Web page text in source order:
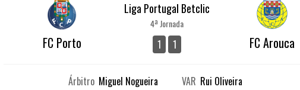
FC Porto
Liga Portugal Betclic
4ª Jornada
1 1 FC Arouca
Árbitro Miguel Nogueira VAR Rui Oliveira